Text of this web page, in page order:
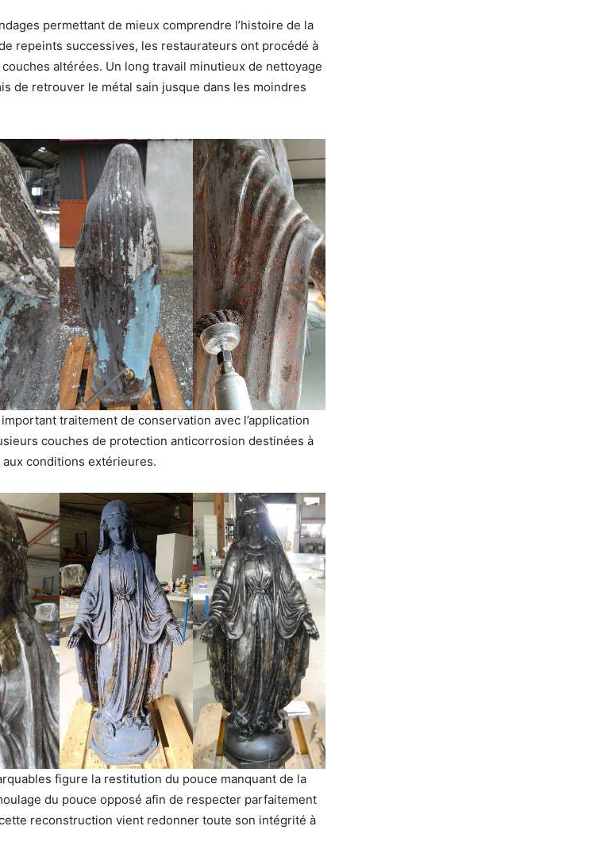
permettant de mieux comprendre l’histoire de la
repeints successives, les restaurateurs ont procédé à
altérées. Un long travail minutieux de nettoyage
de retrouver le métal sain jusque dans les moindres
traitement de conservation avec l’application
couches de protection anticorrosion destinées à
conditions extérieures.
figure la restitution du pouce manquant de la
du pouce opposé afin de respecter parfaitement
reconstruction vient redonner toute son intégrité à